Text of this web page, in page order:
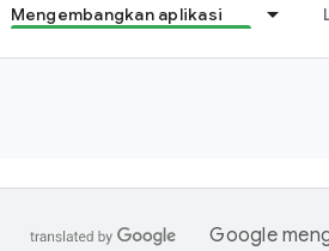
Mengembangkan aplikasi
Google